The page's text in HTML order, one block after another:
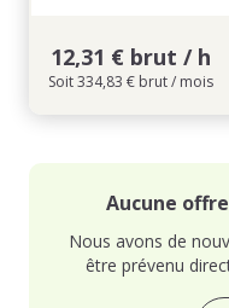
12,31 € brut / h
Soit 334,83 € brut / mois
Aucune
Nous avons de
être prévenu